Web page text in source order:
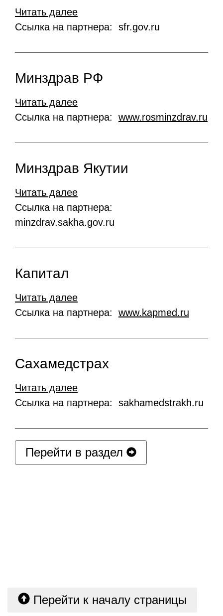
Читать далее
Ссылка на партнера: sfr.gov.ru
Минздрав РФ
Читать далее
Ссылка на партнера: www.rosminzdrav.ru
Минздрав Якутии
Читать далее
Ссылка на партнера:
minzdrav.sakha.gov.ru
Капитал
Читать далее
Ссылка на партнера: www.kapmed.ru
Сахамедстрах
Читать далее
Ссылка на партнера: sakhamedstrakh.ru
Перейти в раздел
Перейти к началу страницы